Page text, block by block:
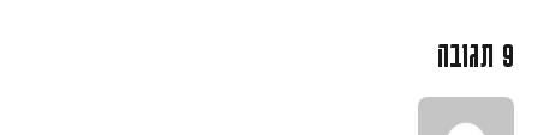
9 תגובה